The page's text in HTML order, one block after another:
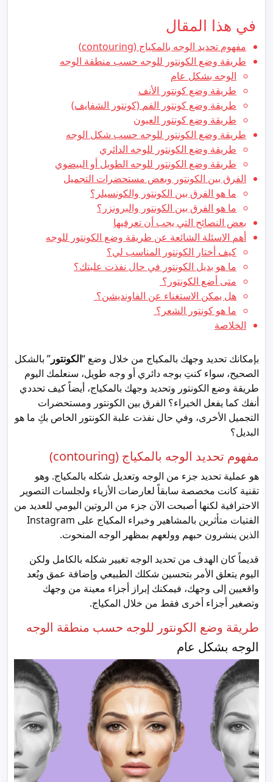
في هذا المقال
مفهوم تحديد الوجه بالمكياج (contouring)
طريقة وضع الكونتور للوجه حسب منطقة الوجه
الوجه بشكل عام
طريقة وضع كونتور الأنف
طريقة وضع كونتور الفم (كونتور الشفايف)
طريقة وضع كونتور العيون
طريقة وضع الكونتور للوجه حسب شكل الوجه
طريقة وضع الكونتور للوجه الدائري
طريقة وضع الكونتور للوجه الطويل أو البيضوي
الفرق بين الكونتور وبعض مستحضرات التجميل
ما هو الفرق بين الكونتور والكونسيلر؟
ما هو الفرق بين الكونتور والبرونزر؟
بعض النصائح التي يجب أن تعرفيها
أهم الاسئلة الشائعة عن طريقة وضع الكونتور للوجه
كيف أختار الكونتور المناسب لي؟
ما هو بديل الكونتور في حال نفذت علبتك؟
متى أضع الكونتور؟
هل يمكن الاستغناء عن الفاونديشن؟
ما هو كونتور الشعر؟
الخلاصة
بإمكانك تحديد وجهك بالمكياج من خلال وضع “الكونتور” بالشكل
الصحيح، سواء كنتِ بوجه دائري أو وجه طويل، سنعلمك اليوم
طريقة وضع الكونتور وتحديد وجهك بالمكياج، أيضاً كيف تحددي
أنفك كما يفعل الخبراء؟ الفرق بين الكونتور ومستحضرات
التجميل الأخرى، وفي حال نفذت علبة الكونتور الخاص بكِ ما هو
البديل؟
مفهوم تحديد الوجه بالمكياج (contouring)
هو عملية تحديد جزء من الوجه وتعديل شكله بالمكياج. وهو
تقنية كانت مخصصة سابقاً لعارضات الأزياء ولجلسات التصوير
الاحترافية لكنها أصبحت الآن جزء من الروتين اليومي للعديد من
الفتيات متأثرين بالمشاهير وخبراء المكياج على Instagram
الذين ينشرون حبهم وولعهم بمظهر الوجه المنحوت.
قديماً كان الهدف من تحديد الوجه تغيير شكله بالكامل ولكن
اليوم يتعلق الأمر بتحسين شكلك الطبيعي وإضافة عمق وبُعد
واقعيين إلى وجهك، فيمكنك إبراز أجزاء معينة من وجهك
وتصغير أجزاء أخرى فقط من خلال المكياج.
طريقة وضع الكونتور للوجه حسب منطقة الوجه
الوجه بشكل عام